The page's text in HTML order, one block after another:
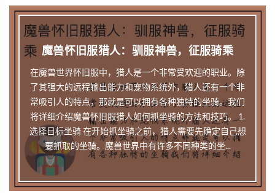
魔兽怀旧服猎人：驯服神兽，征服骑乘
在魔兽世界怀旧服中，猎人是一个非常受欢迎的职业。除
了其强大的远程输出能力和宠物系统外，猎人还有一个非
常吸引人的特点，那就是可以拥有各种独特的坐骑。我们
将详细介绍魔兽怀旧服猎人如何抓坐骑的方法和技巧。 1.
选择目标坐骑 在开始抓坐骑之前，猎人需要先确定自己想
要抓取的坐骑。魔兽世界中有许多不同种类的坐...